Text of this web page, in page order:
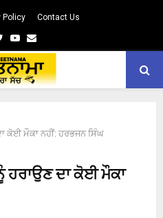
Policy Contact Us
TwitterYoutube
Email
ਕੋਈ ਮੌਕਾ ਨਹੀਂ: ਹਰਭਜਨ ਸਿੰਘ
ਹਰਾਉਣ ਦਾ ਕੋਈ ਮੌਕਾ